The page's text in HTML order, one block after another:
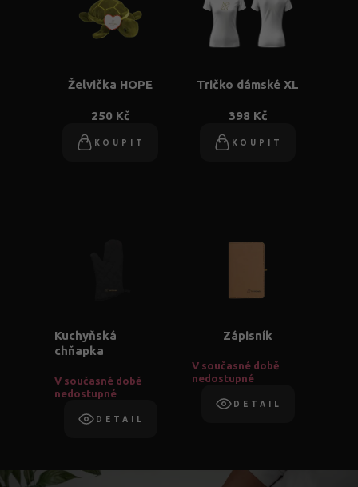
Želvička HOPE
250 Kč
KOUPIT
Tričko dámské XL
398 Kč
KOUPIT
Kuchyňská
chňapka
V současné době
nedostupné
DETAIL
Zápisník
V současné době
nedostupné
DETAIL